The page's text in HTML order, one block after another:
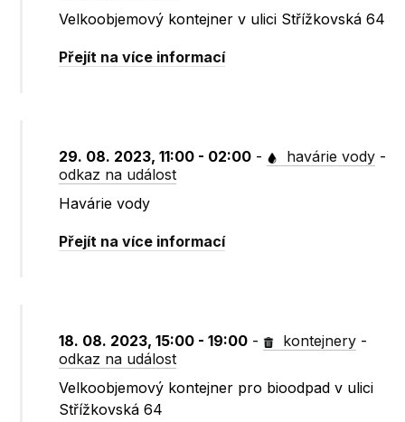
Velkoobjemový kontejner v ulici Střížkovská 64
Přejít na více informací
29. 08. 2023, 11:00 - 02:00 - havárie vody -
odkaz na událost
Havárie vody
Přejít na více informací
18. 08. 2023, 15:00 - 19:00 - kontejnery -
odkaz na událost
Velkoobjemový kontejner pro bioodpad v ulici
Střížkovská 64